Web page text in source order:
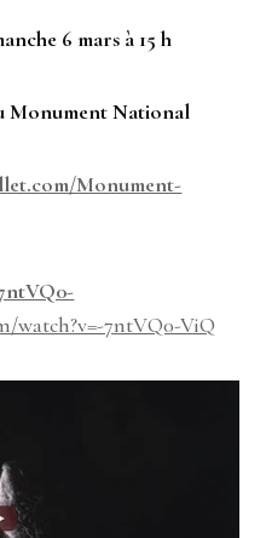
6 mars à 15 h
Monument National
Monument-
watch?v=-7ntVQ0-ViQ